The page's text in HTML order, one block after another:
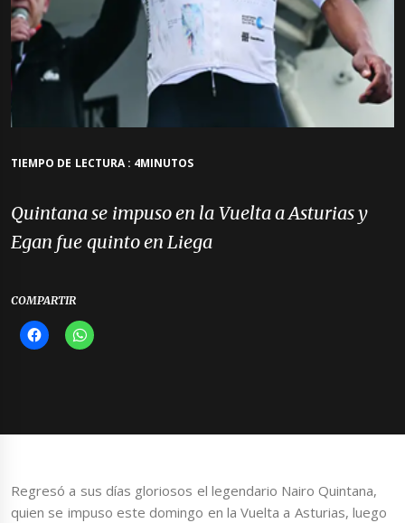
TIEMPO DE LECTURA : 4MINUTOS
Quintana se impuso en la Vuelta a Asturias y
Egan fue quinto en Liega
COMPARTIR
Regresó a sus días gloriosos el legendario Nairo Quintana,
quien se impuso este domingo en la Vuelta a Asturias, luego